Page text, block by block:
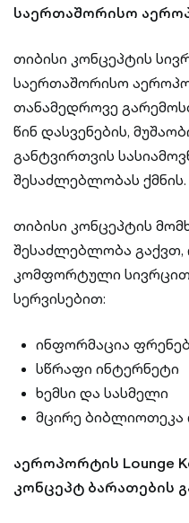
საერთაშორისო
თიბისი კონცეპტის
საერთაშორისო
თანამედროვე
წინ დასვენების,
განტვირთვის
შესაძლებლობას ქმნის.
თიბისი კონცეპტის
შესაძლებლობა
კომფორტული სივრცით
სერვისებით:
ინფორმაცია
სწრაფი ინტერნეტი
ხემსი და სასმელი
მცირე
აეროპორტის Lounge
კონცეპტ ბარათების